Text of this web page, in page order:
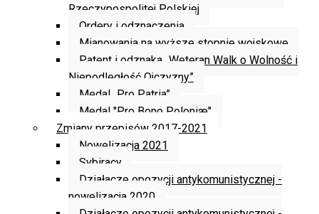
Rzeczypospolitej Polskiej
Ordery i odznaczenia
Mianowania na wyższe stopnie wojskowe
Patent i odznaka „Weteran Walk o Wolność i
Niepodległość Ojczyzny”
Medal „Pro Patria”
Medal "Pro Bono Poloniæ"
Zmiany przepisów 2017-2021
Nowelizacja 2021
Sybiracy
Działacze opozycji antykomunistycznej -
nowelizacja 2020